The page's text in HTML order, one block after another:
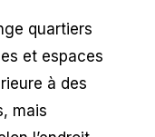
quartiers
et espaces
à des
mais